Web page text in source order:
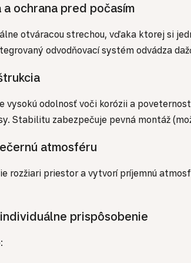
ochrana pred počasím
otváracou strechou, vďaka ktorej si
odvodňovací systém odvádza
vysokú odolnosť voči korózii a
Stabilitu zabezpečuje pevná montáž
atmosféru
rozžiari priestor a vytvorí príjemnú
prispôsobenie